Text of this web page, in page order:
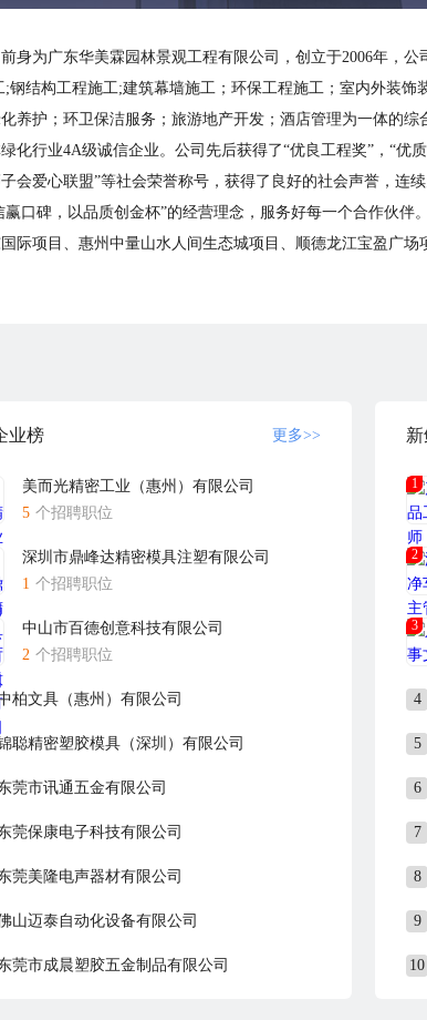
为广东华美霖园林景观工程有限公司，创立于2006年，
结构工程施工;建筑幕墙施工；环保工程施工；室内外装
养护；环卫保洁服务；旅游地产开发；酒店管理为一体的
行业4A级诚信企业。公司先后获得了“优良工程奖”，“优
会爱心联盟”等社会荣誉称号，获得了良好的社会声誉，连
口碑，以品质创金杯”的经营理念，服务好每一个合作伙伴
际项目、惠州中量山水人间生态城项目、顺德龙江宝盈广
、东莞黄金铺华府项目、东莞王洲湾一号花园项目、东莞
别墅区、深圳紫麟山庄别墅......
息万变的市场环境。
不断拓宽公司经营产业和项目。
上新的征程，迈入新时代，将华美霖打造成中国具有影响
业榜 更多>>
美而光精密工业（惠州）有限公司
5 个招聘职位
深圳市鼎峰达精密模具注塑有限公司
1 个招聘职位
中山市百德创意科技有限公司
2 个招聘职位
柏文具（惠州）有限公司
聪精密塑胶模具（深圳）有限公司
莞市讯通五金有限公司
莞保康电子科技有限公司
莞美隆电声器材有限公司
山迈泰自动化设备有限公司
莞市成晨塑胶五金制品有限公司
1
2
3
4
5
6
7
8
9
10